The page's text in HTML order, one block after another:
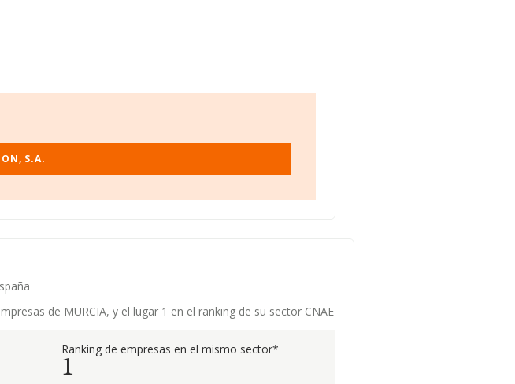
S.A.
de MURCIA, y el lugar 1 en el ranking de su sector CNAE
Ranking de empresas en el mismo sector*
1